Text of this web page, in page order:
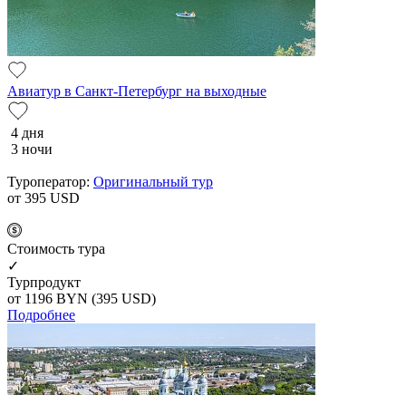
Авиатур в Санкт-Петербург на выходные
4 дня
3 ночи
Туроператор: Оригинальный тур
от 395 USD
Cтоимость тура
✓
Турпродукт
от 1196 BYN (395 USD)
Подробнее